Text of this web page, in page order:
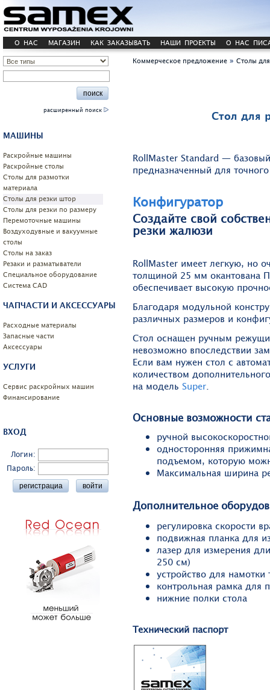
О НАС МАГАЗИН КАК ЗАКАЗЫВАТЬ НАШИ ПРОЕКТЫ О НАС
расширенный поиск
МАШИНЫ
Pаскройные машины
Раскройные столы
Столы для размотки
материала
Cтолы для резки штор
Столы для резки по размеру
Перемоточные машины
Воздуходувные и вакуумные
столы
Столы на заказ
Резаки и разматыватели
Специальное оборудование
Системa CAD
ЧАПЧАСТИ И АКСЕССУАРЫ
Расходные материалы
Запасные части
Аксессуары
УСЛУГИ
Сервис раскройных машин
Финансирование
ВХОД
Логин:
Пароль:
Коммерческое предложение » Cтолы
Стол для
RollMaster Standard —
предназначенный для
Конфигуратор
Создайте свой
резки жалюзи
RollMaster имеет легкую, но
толщиной 25 мм окантована
обеспечивает высокую
Благодаря модульной
различных размеров и
Стол оснащен ручным
невозможно впоследствии
Если вам нужен стол с
количеством
на модель Super.
Основные возможности
ручной
односторонняя
подъемом, которую
Максимальная ширина
Дополнительное
регулировка скорости
подвижная планка для
лазер для измерения
250 см)
устройство для
контрольная рамка для
нижние полки стола
Технический паспорт